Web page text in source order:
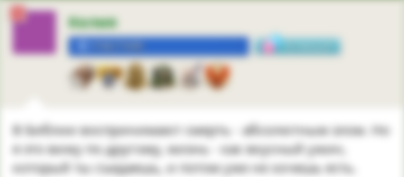
Келия
3
В Библии воспринимают смерть - абсолютным злом. Но
я это вижу по другому, жизнь - как вкусный ужин,
который ты съедаешь, и потом уже не хочешь есть.